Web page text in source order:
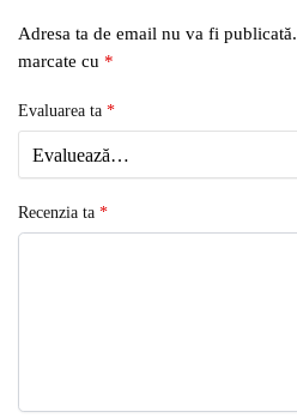
Adresa ta de email nu va fi publicată.
marcate cu *
Evaluarea ta *
Recenzia ta *